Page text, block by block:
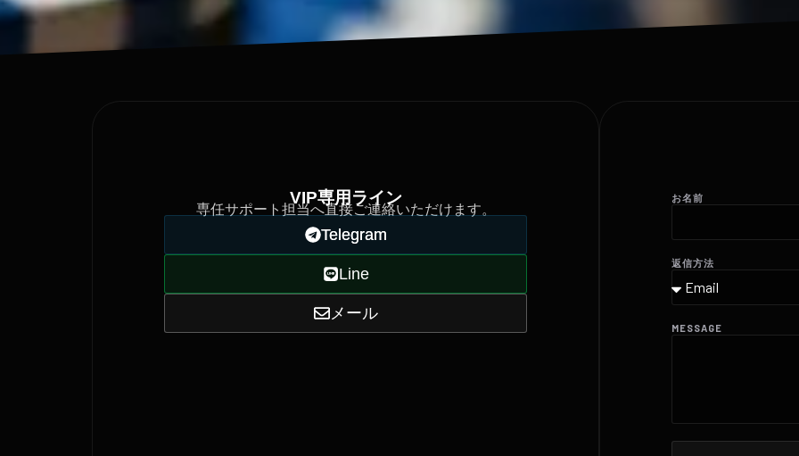
VIP専用ライン
専任サポート担当へ直接ご連絡いただけます。
Telegram
Line
メール
お名前
返信方法
MESSAGE